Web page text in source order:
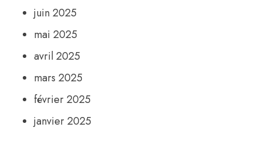
juin 2025
mai 2025
avril 2025
mars 2025
février 2025
janvier 2025